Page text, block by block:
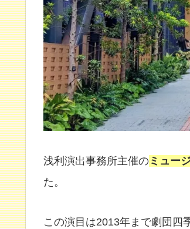
浅利演出事務所主催の ミュー
た。
この演目は2013年まで劇団四